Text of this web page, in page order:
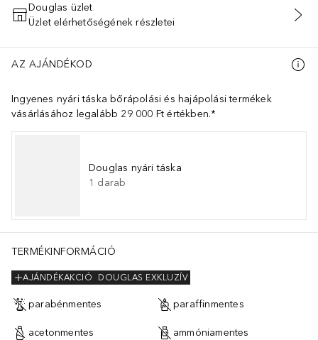
KOSÁRBA HELYEZÉS
Douglas üzlet
Üzlet elérhetőségének részletei
AZ AJÁNDÉKOD
Ingyenes nyári táska bőrápolási és hajápolási termékek
vásárlásához legalább 29 000 Ft értékben.*
Douglas nyári táska
1 darab
TERMÉKINFORMÁCIÓ
DOUGLAS EXKLUZÍV
AJÁNDÉKAKCIÓ
parabénmentes paraffinmentes
acetonmentes ammóniamentes